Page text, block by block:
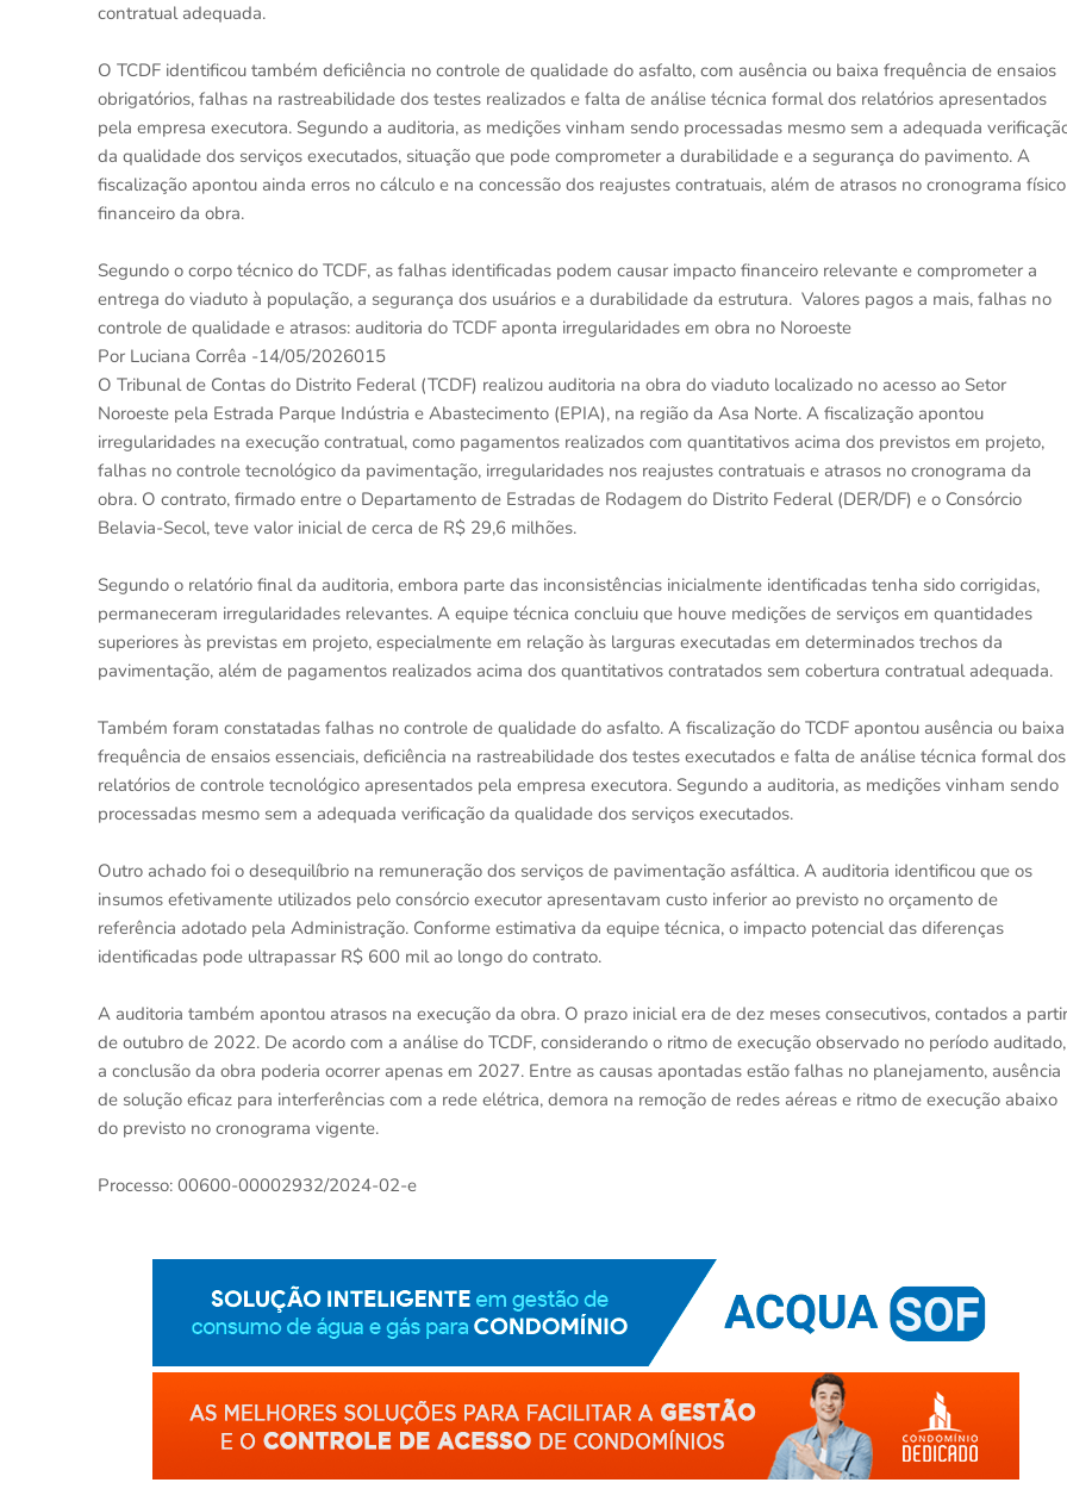
contratual adequada.
O TCDF identificou também deficiência no controle de qualidade do asfalto, com ausência ou baixa frequência de ensaios
obrigatórios, falhas na rastreabilidade dos testes realizados e falta de análise técnica formal dos relatórios apresentados
pela empresa executora. Segundo a auditoria, as medições vinham sendo processadas mesmo sem a adequada
da qualidade dos serviços executados, situação que pode comprometer a durabilidade e a segurança do pavimento. A
fiscalização apontou ainda erros no cálculo e na concessão dos reajustes contratuais, além de atrasos no cronograma
financeiro da obra.
Segundo o corpo técnico do TCDF, as falhas identificadas podem causar impacto financeiro relevante e comprometer a
entrega do viaduto à população, a segurança dos usuários e a durabilidade da estrutura. Valores pagos a mais, falhas no
controle de qualidade e atrasos: auditoria do TCDF aponta irregularidades em obra no Noroeste
Por Luciana Corrêa -14/05/2026015
O Tribunal de Contas do Distrito Federal (TCDF) realizou auditoria na obra do viaduto localizado no acesso ao Setor
Noroeste pela Estrada Parque Indústria e Abastecimento (EPIA), na região da Asa Norte. A fiscalização apontou
irregularidades na execução contratual, como pagamentos realizados com quantitativos acima dos previstos em projeto,
falhas no controle tecnológico da pavimentação, irregularidades nos reajustes contratuais e atrasos no cronograma da
obra. O contrato, firmado entre o Departamento de Estradas de Rodagem do Distrito Federal (DER/DF) e o Consórcio
Belavia-Secol, teve valor inicial de cerca de R$ 29,6 milhões.
Segundo o relatório final da auditoria, embora parte das inconsistências inicialmente identificadas tenha sido corrigidas,
permaneceram irregularidades relevantes. A equipe técnica concluiu que houve medições de serviços em quantidades
superiores às previstas em projeto, especialmente em relação às larguras executadas em determinados trechos da
pavimentação, além de pagamentos realizados acima dos quantitativos contratados sem cobertura contratual adequada.
Também foram constatadas falhas no controle de qualidade do asfalto. A fiscalização do TCDF apontou ausência ou baixa
frequência de ensaios essenciais, deficiência na rastreabilidade dos testes executados e falta de análise técnica formal dos
relatórios de controle tecnológico apresentados pela empresa executora. Segundo a auditoria, as medições vinham sendo
processadas mesmo sem a adequada verificação da qualidade dos serviços executados.
Outro achado foi o desequilíbrio na remuneração dos serviços de pavimentação asfáltica. A auditoria identificou que os
insumos efetivamente utilizados pelo consórcio executor apresentavam custo inferior ao previsto no orçamento de
referência adotado pela Administração. Conforme estimativa da equipe técnica, o impacto potencial das diferenças
identificadas pode ultrapassar R$ 600 mil ao longo do contrato.
A auditoria também apontou atrasos na execução da obra. O prazo inicial era de dez meses consecutivos, contados a partir
de outubro de 2022. De acordo com a análise do TCDF, considerando o ritmo de execução observado no período auditado,
a conclusão da obra poderia ocorrer apenas em 2027. Entre as causas apontadas estão falhas no planejamento, ausência
de solução eficaz para interferências com a rede elétrica, demora na remoção de redes aéreas e ritmo de execução abaixo
do previsto no cronograma vigente.
Processo: 00600-00002932/2024-02-e